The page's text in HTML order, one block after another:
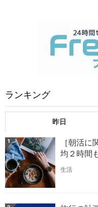
ランキング
昨日
1
［朝活
均２時間
生活